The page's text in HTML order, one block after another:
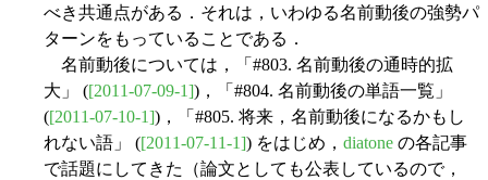
べき共通点がある．それは，いわゆる名前動後の強勢パ
ターンをもっていることである．
名前動後については，「#803. 名前動後の通時的拡
大」 ([2011-07-09-1])，「#804. 名前動後の単語一覧」
([2011-07-10-1])，「#805. 将来，名前動後になるかもし
れない語」 ([2011-07-11-1]) をはじめ， diatone の各記事
で話題にしてきた（論文としても公表しているので，